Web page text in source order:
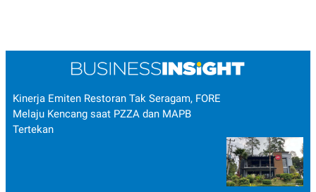
Kinerja Emiten Restoran Tak Seragam, FORE
Melaju Kencang saat PZZA dan MAPB
Tertekan